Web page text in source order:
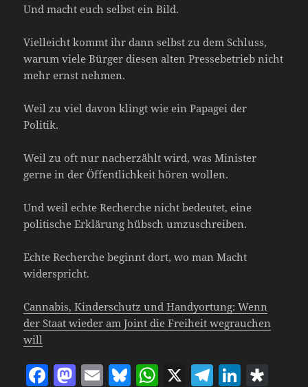
Und macht euch selbst ein Bild.
Vielleicht kommt ihr dann selbst zu dem Schluss,
warum viele Bürger diesen alten Pressebetrieb nicht
mehr ernst nehmen.
Weil zu viel davon klingt wie ein Papagei der
Politik.
Weil zu oft nur nacherzählt wird, was Minister
gerne in der Öffentlichkeit hören wollen.
Und weil echte Recherche nicht bedeutet, eine
politische Erklärung hübsch umzuschreiben.
Echte Recherche beginnt dort, wo man Macht
widerspricht.
Cannabis, Kinderschutz und Handyortung: Wenn
der Staat wieder am Joint die Freiheit wegrauchen
will
F M E Bl W X T Li